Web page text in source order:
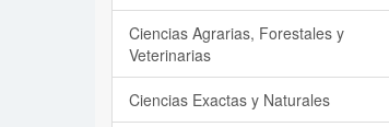
Ciencias Agrarias, Forestales y
Veterinarias
Ciencias Exactas y Naturales